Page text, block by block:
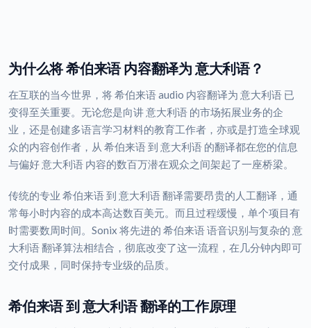
为什么将 希伯来语 内容翻译为 意大利语？
在互联的当今世界，将 希伯来语 audio 内容翻译为 意大利语 已
变得至关重要。无论您是向讲 意大利语 的市场拓展业务的企
业，还是创建多语言学习材料的教育工作者，亦或是打造全球观
众的内容创作者，从 希伯来语 到 意大利语 的翻译都在您的信息
与偏好 意大利语 内容的数百万潜在观众之间架起了一座桥梁。
传统的专业 希伯来语 到 意大利语 翻译需要昂贵的人工翻译，通
常每小时内容的成本高达数百美元。而且过程缓慢，单个项目有
时需要数周时间。Sonix 将先进的 希伯来语 语音识别与复杂的 意
大利语 翻译算法相结合，彻底改变了这一流程，在几分钟内即可
交付成果，同时保持专业级的品质。
希伯来语 到 意大利语 翻译的工作原理